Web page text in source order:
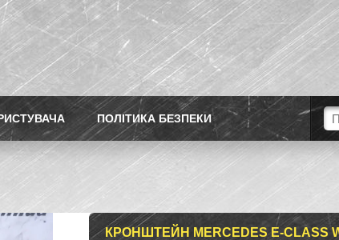
ПОЛІТИКА БЕЗПЕКИ
КРОНШТЕЙН MERCEDES E-CLASS